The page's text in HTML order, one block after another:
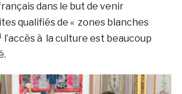
dans le but de venir
qualifiés de « zones blanches
l’accès à la culture est beaucoup